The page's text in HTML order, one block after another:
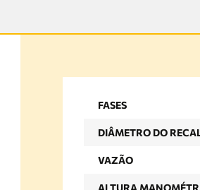
FASES
DIÂMETRO DO
VAZÃO